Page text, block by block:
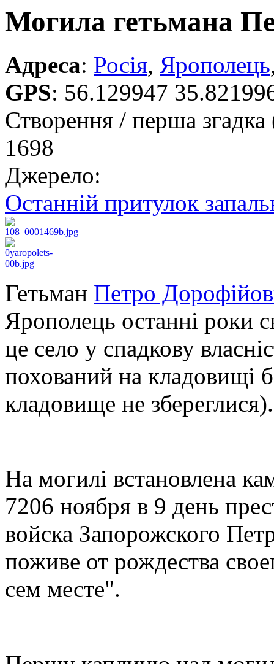
Могила гетьмана
Адреса: Росія, Ярополець
GPS: 56.129947
Створення / перша
1698
Джерело:
Останній притулок
Гетьман Петро
Ярополець останні роки
це село у спадкову
похований на кладовищі
кладовище не збереглися).
На могилі встановлена
7206 ноября в 9 день
войска Запорожского
поживе от рождества
сем месте".